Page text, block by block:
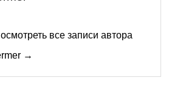
все записи автора
→